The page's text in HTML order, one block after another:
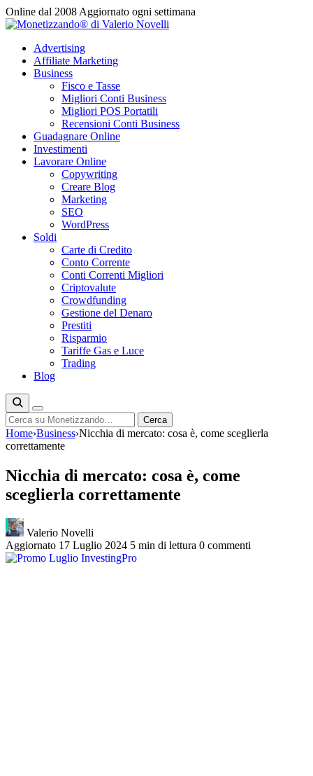
Vai
al
Online dal 2008 Aggiornato ogni settimana
Advertising
Affiliate Marketing
Business
Fisco e Tasse
Migliori Conti Business
Migliori POS Portatili
Recensioni Conti Business
Guadagnare Online
Investimenti
Lavorare Online
Copywriting
Creare Blog
Marketing
SEO
WordPress
Soldi
Carte di Credito
Conto Corrente
Conti Correnti Migliori
Criptovalute
Crowdfunding
Gestione del Denaro
Prestiti
Risparmio
Tariffe Gas e Luce
Trading
Blog
Cerca Cerca
Home›Business›Nicchia di mercato: cosa è, come sceglierla
correttamente
Nicchia di mercato: cosa è, come
sceglierla correttamente
Valerio Novelli
Aggiornato 17 Luglio 2024 5 min di lettura 0 commenti